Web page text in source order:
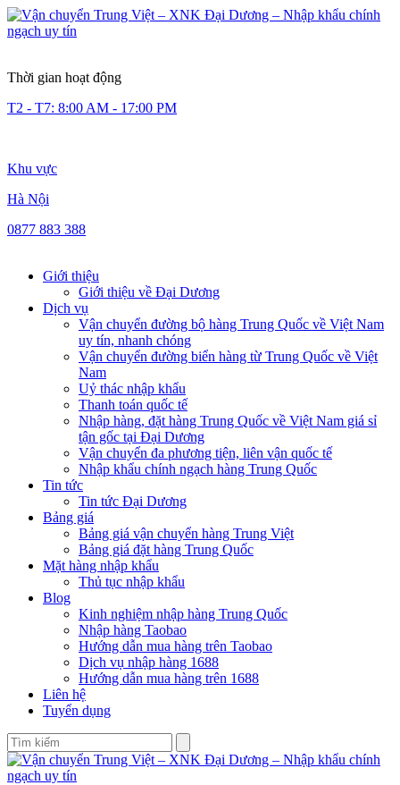
Thời gian hoạt động
T2 - T7: 8:00 AM - 17:00 PM
Khu vực
Hà Nội
0877 883 388
Giới thiệu
Giới thiệu về Đại Dương
Dịch vụ
Vận chuyển đường bộ hàng Trung Quốc về Việt Nam
uy tín, nhanh chóng
Vận chuyển đường biển hàng từ Trung Quốc về Việt
Nam
Uỷ thác nhập khẩu
Thanh toán quốc tế
Nhập hàng, đặt hàng Trung Quốc về Việt Nam giá sỉ
tận gốc tại Đại Dương
Vận chuyển đa phương tiện, liên vận quốc tế
Nhập khẩu chính ngạch hàng Trung Quốc
Tin tức
Tin tức Đại Dương
Bảng giá
Bảng giá vận chuyển hàng Trung Việt
Bảng giá đặt hàng Trung Quốc
Mặt hàng nhập khẩu
Thủ tục nhập khẩu
Blog
Kinh nghiệm nhập hàng Trung Quốc
Nhập hàng Taobao
Hướng dẫn mua hàng trên Taobao
Dịch vụ nhập hàng 1688
Hướng dẫn mua hàng trên 1688
Liên hệ
Tuyển dụng